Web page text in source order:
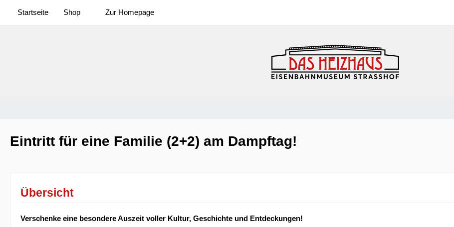
Startseite Shop Zur Homepage
Eintritt für eine Familie (2+2) am Dampftag!
Übersicht
Verschenke eine besondere Auszeit voller Kultur, Geschichte und Entdeckungen!